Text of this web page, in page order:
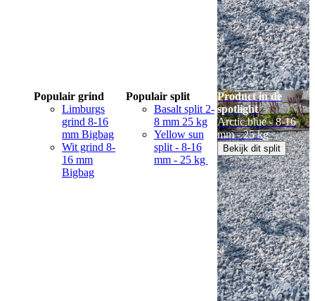
Populair grind
Limburgs
grind 8-16
mm Bigbag
Wit grind 8-
16 mm
Bigbag
Populair split
Basalt split 2-
8 mm 25 kg
Yellow sun
split - 8-16
mm - 25 kg
Product in de
spotlight
Arctic blue - 8-16
mm - 25 kg
Bekijk dit split